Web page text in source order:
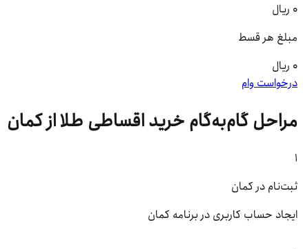
0 ریال
مبلغ هر قسط
0 ریال
درخواست وام
مراحل گام‌به‌گام خرید اقساطی طلا از کمان
1
ثبت‌نام در کمان
ایجاد حساب کاربری در برنامه کمان